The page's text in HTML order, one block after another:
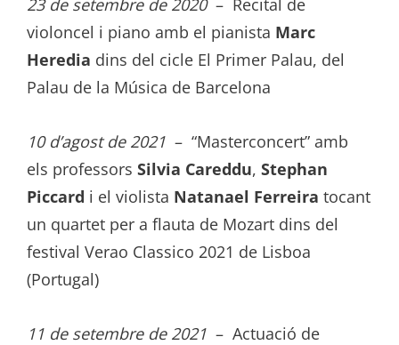
23 de setembre de 2020– Recital de
violoncel i piano amb el pianista Marc
Heredia dins del cicle El Primer Palau, del
Palau de la Música de Barcelona
10 d’agost de 2021 – “Masterconcert” amb
els professors Silvia Careddu, Stephan
Piccard i el violista Natanael Ferreira tocant
un quartet per a flauta de Mozart dins del
festival Verao Classico 2021 de Lisboa
(Portugal)
11 de setembre de 2021 – Actuació de